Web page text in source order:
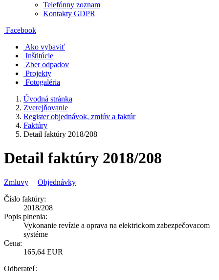
Telefónny zoznam
Kontakty GDPR
Facebook
Ako vybaviť
Inštitúcie
Zber odpadov
Projekty
Fotogaléria
Úvodná stránka
Zverejňovanie
Register objednávok, zmlúv a faktúr
Faktúry
Detail faktúry 2018/208
Detail faktúry 2018/208
Zmluvy | Objednávky
Číslo faktúry:
2018/208
Popis plnenia:
Vykonanie revízie a oprava na elektrickom zabezpečovacom
systéme
Cena:
165,64 EUR
Odberateľ: